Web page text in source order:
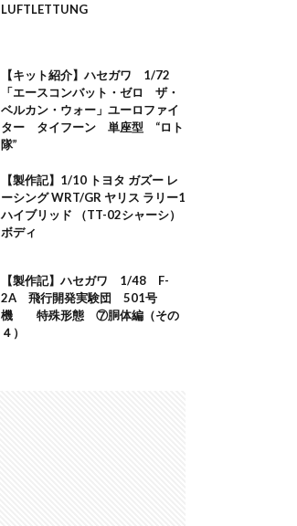
LUFTLETTUNG
【キット紹介】ハセガワ 1/72
「エースコンバット・ゼロ ザ・
ベルカン・ウォー」ユーロファイ
ター タイフーン 単座型 “ロト
隊”
【製作記】1/10 トヨタ ガズー レ
ーシング WRT/GR ヤリス ラリー1
ハイブリッド （TT-02シャーシ）
ボディ
【製作記】ハセガワ 1/48 F-
2A 飛行開発実験団 501号
機 特殊形態 ⑦胴体編（その
４）